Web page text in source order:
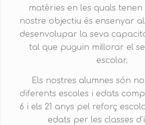
matèries en les quals tenen
nostre objectiu és ensenyar
desenvolupar la seva
tal que puguin millorar el
escolar.
Els nostres alumnes són
diferents escoles i edats
6 i els 21 anys pel reforç
edats per les classes